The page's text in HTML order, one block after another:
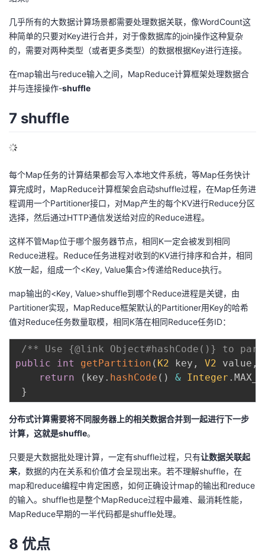
几乎所有的大数据计算场景都需要处理数据关联，像WordCount这
种简单的只要对Key进行合并，对于像数据库的join操作这种复杂
的，需要对两种类型（或者更多类型）的数据根据Key进行连接。
在map输出与reduce输入之间，MapReduce计算框架处理数据合
并与连接操作-shuffle
7 shuffle
每个Map任务的计算结果都会写入本地文件系统，等Map任务快计
算完成时，MapReduce计算框架会启动shuffle过程，在Map任务进
程调用一个Partitioner接口，对Map产生的每个KV进行Reduce分区
选择，然后通过HTTP通信发送给对应的Reduce进程。
这样不管Map位于哪个服务器节点，相同K一定会被发到相同
Reduce进程。Reduce任务进程对收到的KV进行排序和合并，相同
K放一起，组成一个<Key, Value集合>传递给Reduce执行。
map输出的<Key, Value>shuffle到哪个Reduce进程是关键，由
Partitioner实现，MapReduce框架默认的Partitioner用Key的哈希
值对Reduce任务数量取模，相同K落在相同Reduce任务ID：
/** Use {@link Object#hashCode()} to
public
int getPartition ( K2 key , V2 value ,
return
( key . hashCode ( ) & Integer .
}
分布式计算需要将不同服务器上的相关数据合并到一起进行下一步
计算，这就是shuffle。
只要是大数据批处理计算，一定有shuffle过程，只有让数据关联起
来，数据的内在关系和价值才会呈现出来。若不理解shuffle，在
map和reduce编程中肯定困惑，如何正确设计map的输出和reduce
的输入。shuffle也是整个MapReduce过程中最难、最消耗性能，
MapReduce早期的一半代码都是shuffle处理。
8 优点